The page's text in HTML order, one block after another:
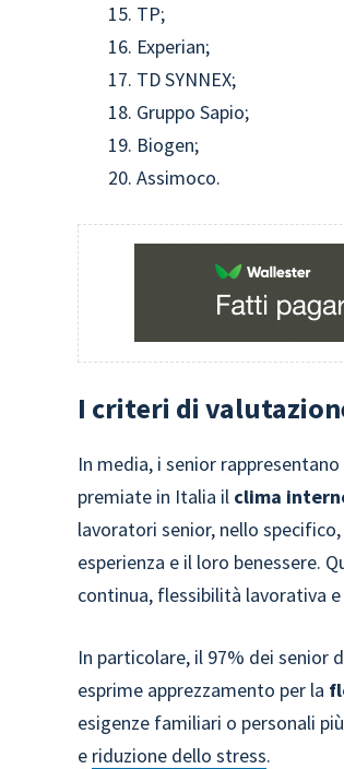
TP;
Experian;
TD SYNNEX;
Gruppo Sapio;
Biogen;
Assimoco.
I criteri di
In media, i senior
premiate in Italia il clima
lavoratori senior, nello
esperienza e il loro benessere.
continua, flessibilità lavorativa
In particolare, il 97% dei senior
esprime apprezzamento per la
esigenze familiari o personali
e riduzione dello stress.